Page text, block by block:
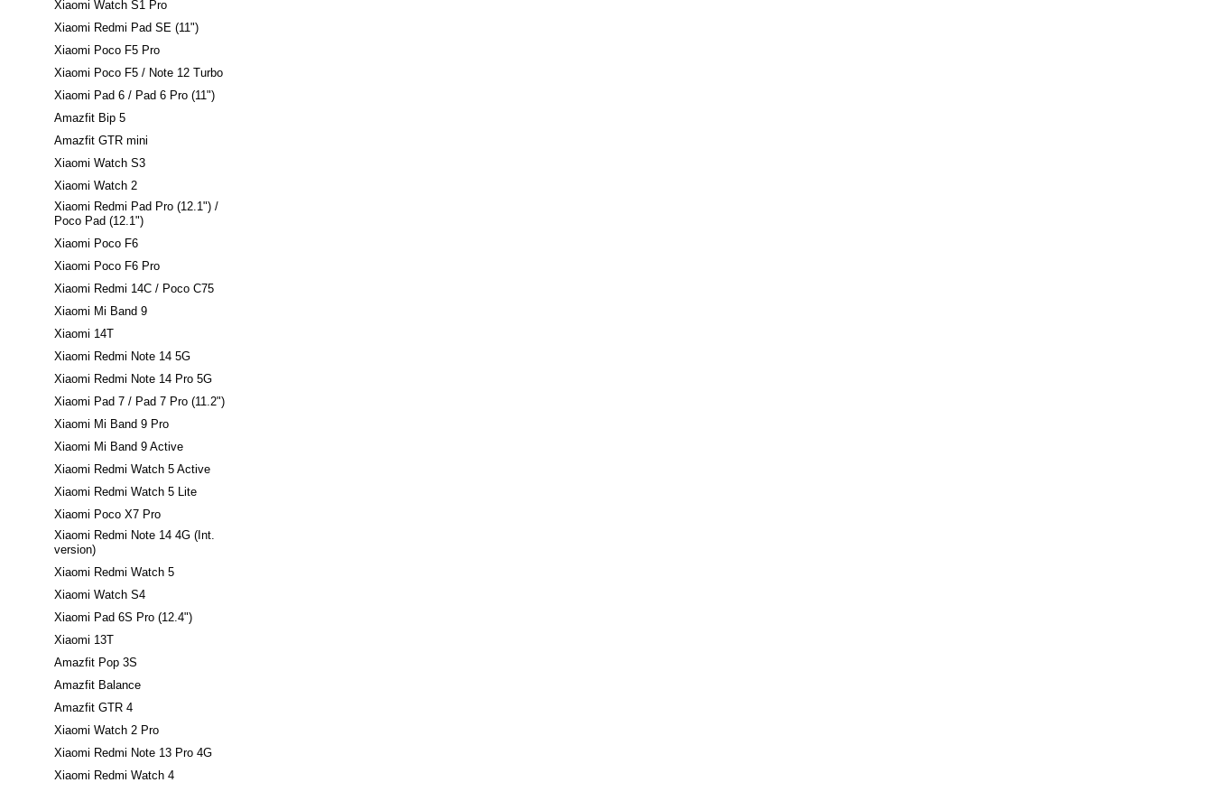
Xiaomi Watch S1 Pro
Xiaomi Redmi Pad SE (11")
Xiaomi Poco F5 Pro
Xiaomi Poco F5 / Note 12 Turbo
Xiaomi Pad 6 / Pad 6 Pro (11")
Amazfit Bip 5
Amazfit GTR mini
Xiaomi Watch S3
Xiaomi Watch 2
Xiaomi Redmi Pad Pro (12.1") /
Poco Pad (12.1")
Xiaomi Poco F6
Xiaomi Poco F6 Pro
Xiaomi Redmi 14C / Poco C75
Xiaomi Mi Band 9
Xiaomi 14T
Xiaomi Redmi Note 14 5G
Xiaomi Redmi Note 14 Pro 5G
Xiaomi Pad 7 / Pad 7 Pro (11.2")
Xiaomi Mi Band 9 Pro
Xiaomi Mi Band 9 Active
Xiaomi Redmi Watch 5 Active
Xiaomi Redmi Watch 5 Lite
Xiaomi Poco X7 Pro
Xiaomi Redmi Note 14 4G (Int.
version)
Xiaomi Redmi Watch 5
Xiaomi Watch S4
Xiaomi Pad 6S Pro (12.4")
Xiaomi 13T
Amazfit Pop 3S
Amazfit Balance
Amazfit GTR 4
Xiaomi Watch 2 Pro
Xiaomi Redmi Note 13 Pro 4G
Xiaomi Redmi Watch 4